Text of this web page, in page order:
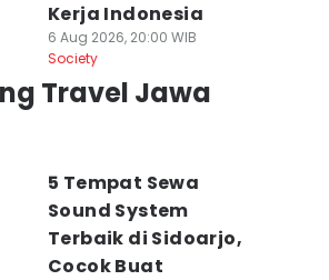
Kerja Indonesia
6 Aug 2026, 20:00 WIB
Society
Travel Jawa
5 Tempat Sewa
Sound System
Terbaik di Sidoarjo,
Cocok Buat